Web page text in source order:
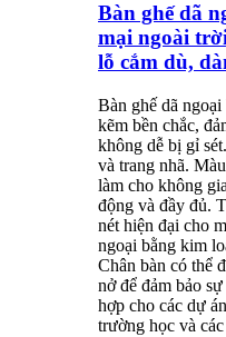
Bàn ghế dã
mại ngoài
lỗ cắm dù,
Bàn ghế dã
kẽm bền chắc,
không dễ bị gỉ
và trang nhã.
làm cho không
động và đầy đủ.
nét hiện đại cho
ngoại bằng kim
Chân bàn có thể
nở để đảm bảo
hợp cho các dự
trường học và